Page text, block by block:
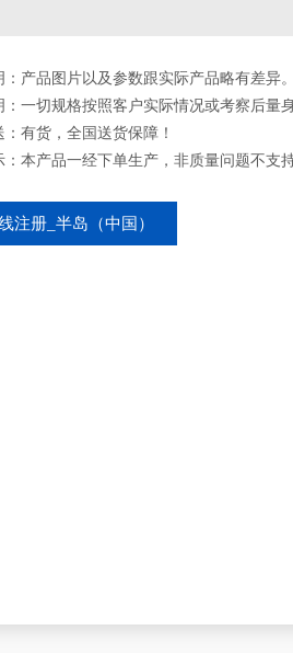
：产品图片以及参数跟实际产品略有差异。
：一切规格按照客户实际情况或考察后量
：有货，全国送货保障！
：本产品一经下单生产，非质量问题不支
注册_半岛（中国）